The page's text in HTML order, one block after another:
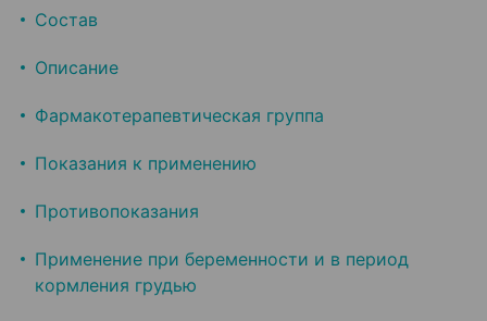
Состав
Описание
Фармакотерапевтическая группа
Показания к применению
Противопоказания
Применение при беременности и в период
кормления грудью